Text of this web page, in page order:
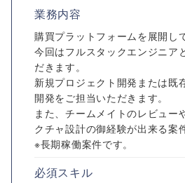
業務内容
購買プラットフォームを展開し
今回はフルスタックエンジニア
だきます。
新規プロジェクト開発または既
開発をご担当いただきます。
また、チームメイトのレビュー
クチャ設計の御経験が出来る案
※長期稼働案件です。
必須スキル